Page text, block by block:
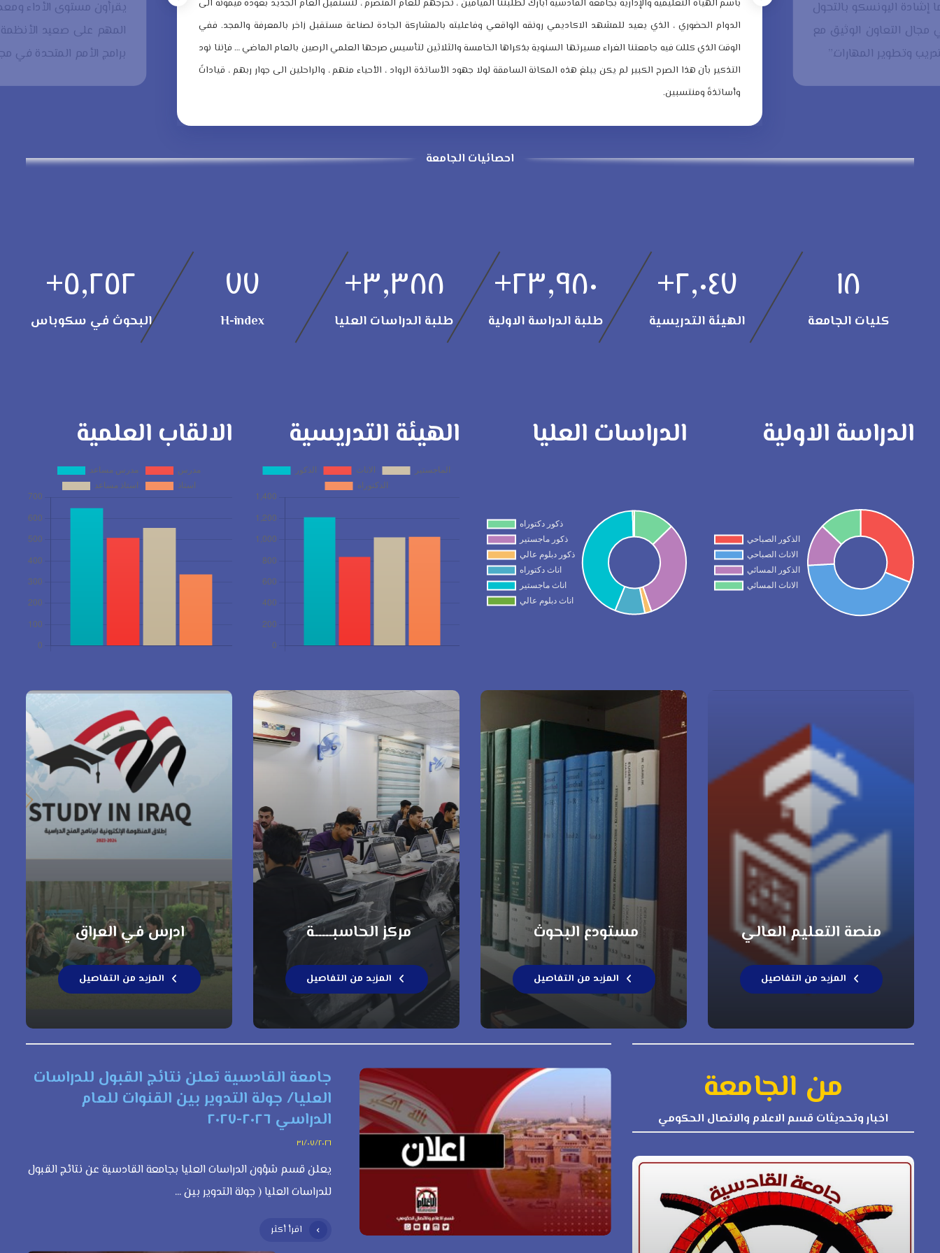
إشادة اليونسكو بالتحول
مجال التعاون الوثيق مع
وتطوير المهارات.”
بآسم الهيأة التعليمية والإدارية بجامعة القادسية أبارك لطلبتنا الميامين ، تخرجهم للعام المنصرم ، لنستقبل العام الجديد بعودة ميمونة الى
الدوام الحضوري ، الذي يعيد للمشهد الاكاديمي رونقه الواقعي وفاعليته بالمشاركة الجادة لصناعة مستقبل زاخر بالمعرفة والمجد. ففي
الوقت الذي كللت فيه جامعتنا الغراء مسيرتها السنوية بذكراها الخامسة والثلاثين لتأسيس صرحها العلمي الرصين بالعام الماضي … فإننا نود
التذكير بأن هذا الصرح الكبير لم يكن يبلغ هذه المكانة السامقة لولا جهود الأساتذة الرواد ، الأحياء منهم ، والراحلين الى جوار ربهم ، قياداتً
وأساتذةً ومنتسبين.
يقرأون مستوى الأداء
المهم على صعيد الأنظمة
برامج الأمم المتحدة في
احصائيات الجامعة
٥,٢٥٢+
البحوث في سكوباس
٧٧
H-index
٣,٣٨٨+
طلبة الدراسات العليا
٢٣,٩٨٠+
طلبة الدراسة الاولية
٢,٠٤٧+
الهيئة التدريسية
١٨
كليات الجامعة
الالقاب العلمية الهيئة التدريسية الدراسات العليا الدراسة الاولية
ادرس في العراق
المزيد من التفاصيل
مركز الحاسبـــــة
المزيد من التفاصيل
مستودع البحوث
المزيد من التفاصيل
منصة التعليم العالي
المزيد من التفاصيل
جامعة القادسية تعلن نتائج القبول للدراسات
العليا/ جولة التدوير بين القنوات للعام
الدراسي ٢٠٢٦-٢٠٢٧
٣١/٠٧/٢٠٢٦
يعلن قسم شؤون الدراسات العليا بجامعة القادسية عن نتائج القبول
للدراسات العليا ( جولة التدوير بين ...
اقرأ أكثر
من الجامعة
اخبار وتحديثات قسم الاعلام والاتصال الحكومي